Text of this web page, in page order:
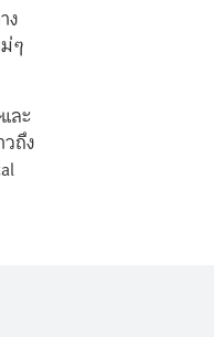
ง
ๆ
ละ
ถึง